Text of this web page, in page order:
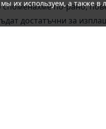
по-рано,
достатъчни за
их используем, а также